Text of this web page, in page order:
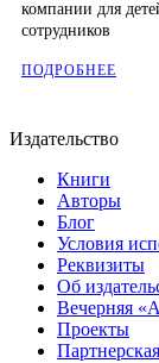
компании для
сотрудников
ПОДРОБНЕЕ
Издательство
Книги
Авторы
Блог
Условия
Реквизиты
Об
Вечерняя
Проекты